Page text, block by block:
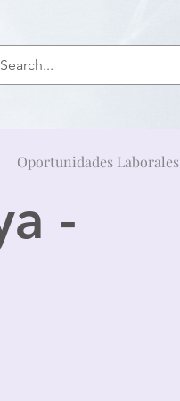
-
Oportunidades Laborales